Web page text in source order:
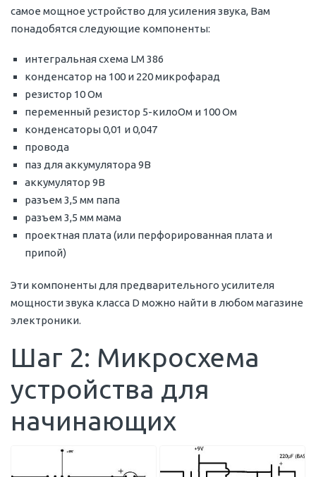
самое мощное устройство для усиления звука, Вам
понадобятся следующие компоненты:
интегральная схема LM 386
конденсатор на 100 и 220 микрофарад
резистор 10 Ом
переменный резистор 5-килоОм и 100 Ом
конденсаторы 0,01 и 0,047
провода
паз для аккумулятора 9В
аккумулятор 9В
разъем 3,5 мм папа
разъем 3,5 мм мама
проектная плата (или перфорированная плата и
припой)
Эти компоненты для предварительного усилителя
мощности звука класса D можно найти в любом магазине
электроники.
Шаг 2: Микросхема
устройства для
начинающих